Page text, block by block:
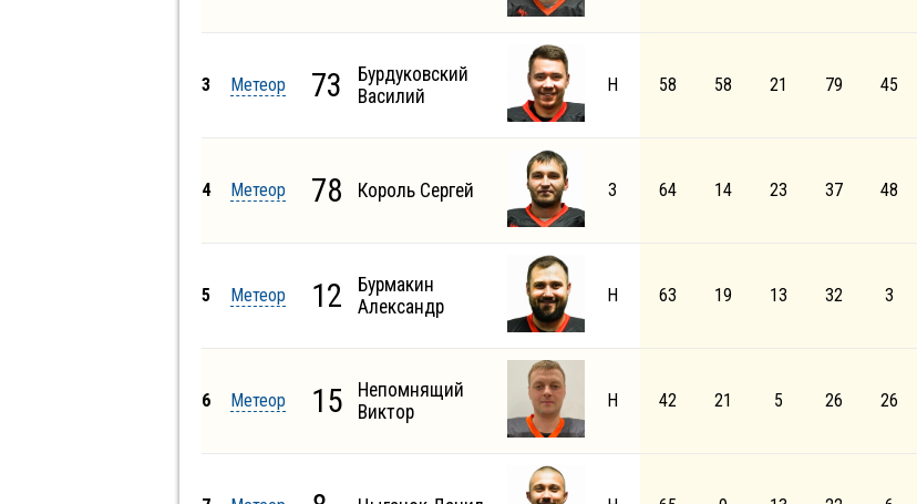
3 Метеор 73
Бурдуковский
Василий
Н 58 58 21 79 45
4 Метеор 78 Король Сергей З 64 14 23 37 48
5 Метеор 12
Бурмакин
Александр
Н 63 19 13 32 3
6 Метеор 15
Непомнящий
Виктор
Н 42 21 5 26 26